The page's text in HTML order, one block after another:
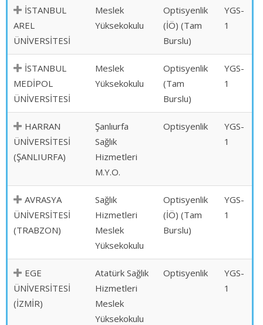
İSTANBUL
AREL
ÜNİVERSİTESİ
Meslek
Yüksekokulu
Optisyenlik
(İÖ) (Tam
Burslu)
YGS-
1
İSTANBUL
MEDİPOL
ÜNİVERSİTESİ
Meslek
Yüksekokulu
Optisyenlik
(Tam
Burslu)
YGS-
1
HARRAN
ÜNİVERSİTESİ
(ŞANLIURFA)
Şanlıurfa
Sağlık
Hizmetleri
M.Y.O.
Optisyenlik
YGS-
1
AVRASYA
ÜNİVERSİTESİ
(TRABZON)
Sağlık
Hizmetleri
Meslek
Yüksekokulu
Optisyenlik
(İÖ) (Tam
Burslu)
YGS-
1
EGE
ÜNİVERSİTESİ
(İZMİR)
Atatürk Sağlık
Hizmetleri
Meslek
Yüksekokulu
Optisyenlik
YGS-
1